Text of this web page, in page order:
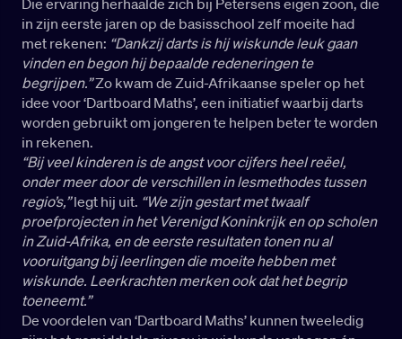
Die ervaring herhaalde zich bij Petersens eigen zoon, die
in zijn eerste jaren op de basisschool zelf moeite had
met rekenen: “Dankzij darts is hij wiskunde leuk gaan
vinden en begon hij bepaalde redeneringen te
begrijpen.”Zo kwam de Zuid-Afrikaanse speler op het
idee voor ‘Dartboard Maths’, een initiatief waarbij darts
worden gebruikt om jongeren te helpen beter te worden
in rekenen.
“Bij veel kinderen is de angst voor cijfers heel reëel,
onder meer door de verschillen in lesmethodes tussen
regio’s,”legt hij uit. “We zijn gestart met twaalf
proefprojecten in het Verenigd Koninkrijk en op scholen
in Zuid-Afrika, en de eerste resultaten tonen nu al
vooruitgang bij leerlingen die moeite hebben met
wiskunde. Leerkrachten merken ook dat het begrip
toeneemt.”
De voordelen van ‘Dartboard Maths’ kunnen tweeledig